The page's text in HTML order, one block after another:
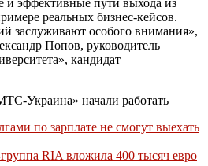
и эффективные пути выхода из
реальных бизнес-кейсов.
заслуживают особого внимания»,
Попов, руководитель
кандидат
Украина» начали работать
по зарплате не смогут выехать
RIA вложила 400 тысяч евро